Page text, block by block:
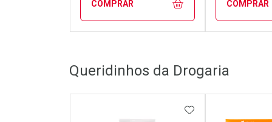
COMPRAR
Laboratório
Por Menos
COMPRAR
Por
Queridinhos da Drogaria
ADICIONAR AOS